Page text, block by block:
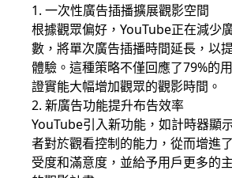
1. 一次性廣告插播擴展觀影空間
根據觀眾偏好，YouTube正在減少
數，將單次廣告插播時間延長，以
體驗。這種策略不僅回應了79%的
證實能大幅增加觀眾的觀影時間。
2. 新廣告功能提升布告效率
YouTube引入新功能，如計時器顯
者對於觀看控制的能力，從而增進
受度和滿意度，並給予用戶更多的